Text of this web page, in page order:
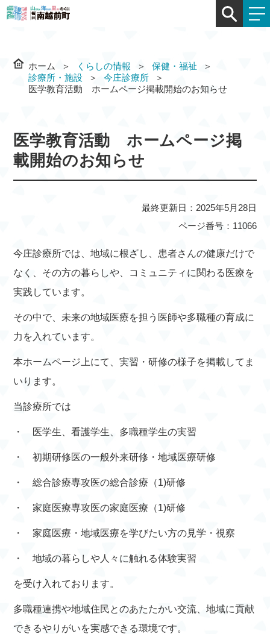
ホーム くらしの情報
保健・福祉
診療所・施設
今庄診療所
医学教育活動 ホームページ掲載開始のお知らせ
医学教育活動 ホームページ掲
載開始のお知らせ
最終更新日：2025年5月28日
ページ番号：11066
今庄診療所では、地域に根ざし、患者さんの健康だけで
なく、その方の暮らしや、コミュニティに関わる医療を
実践しています。
その中で、未来の地域医療を担う医師や多職種の育成に
力を入れています。
本ホームページ上にて、実習・研修の様子を掲載してま
いります。
当診療所では
・ 医学生、看護学生、多職種学生の実習
・ 初期研修医の一般外来研修・地域医療研修
・ 総合診療専攻医の総合診療（1)研修
・ 家庭医療専攻医の家庭医療（1)研修
・ 家庭医療・地域医療を学びたい方の見学・視察
・ 地域の暮らしや人々に触れる体験実習
を受け入れております。
多職種連携や地域住民とのあたたかい交流、地域に貢献
できるやりがいを実感できる環境です。